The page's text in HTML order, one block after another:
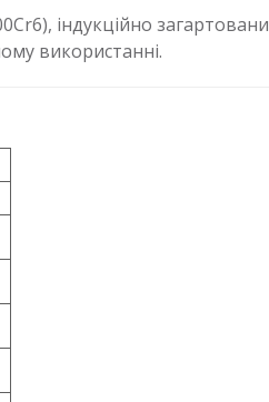
індукційно
використанні.